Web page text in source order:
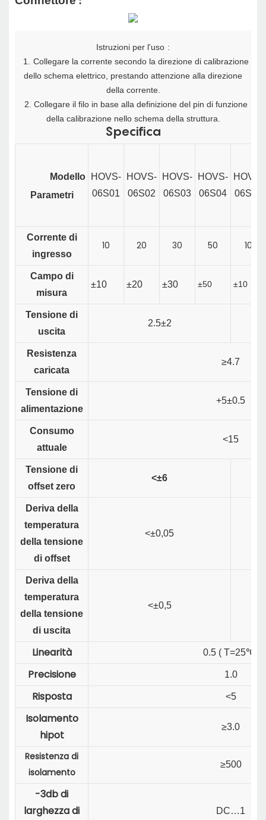
Istruzioni per l'uso :
1. Collegare la corrente secondo la direzione di calibrazione
dello schema elettrico, prestando attenzione alla direzione
della corrente.
2. Collegare il filo in base alla definizione del pin di funzione
della calibrazione nello schema della struttura.
Specifica
Modello
Parametri
HOVS-
06S01
HOVS-
06S02
HOVS-
06S03
HOVS-
06S04
HOVS-
06S20
Corrente di
ingresso
10 20 30 50 10
Campo di
misura
±10 ±20 ±30 ±50 ±10
Tensione di
uscita
2.5±2
Resistenza
caricata
≥4.7
Tensione di
alimentazione
+5±0.5
Consumo
attuale
<15
Tensione di
offset zero
<±6
Deriva della
temperatura
della tensione
di offset
<±0,05
Deriva della
temperatura
della tensione
di uscita
<±0,5
Linearità 0.5 ( T=25℃)
Precisione 1.0
Risposta <5
Isolamento
hipot
≥3.0
Resistenza di
isolamento
≥500
-3db di
larghezza di
DC…1